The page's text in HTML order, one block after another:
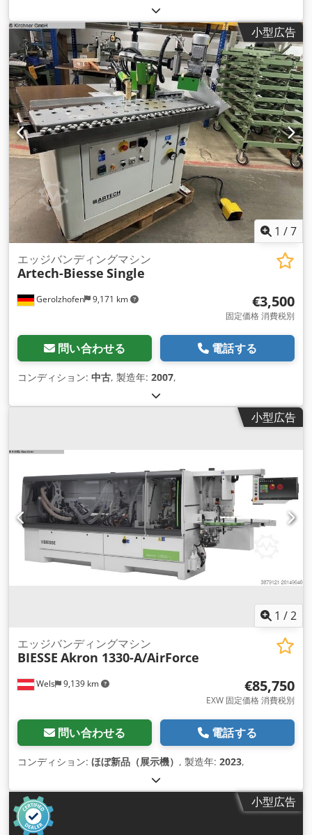
小型広告
1 /7
Gerolzhofen 9,171 km
エッジバンディングマシン
Artech-Biesse Single
€3,500
固定価格 消費税別
問い合わせる 電話する
コンディション: 中古, 製造年: 2007,
小型広告
1 /2
Wels 9,139 km
エッジバンディングマシン
BIESSE Akron 1330-A/AirForce
€85,750
EXW 固定価格 消費税別
問い合わせる 電話する
コンディション: ほぼ新品（展示機） , 製造年: 2023,
小型広告